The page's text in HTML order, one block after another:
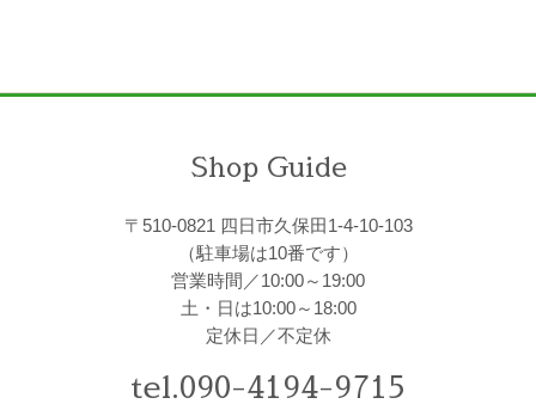
Shop Guide
〒510-0821 四日市久保田1-4-10-103
（駐車場は10番です）
営業時間／10:00～19:00
土・日は10:00～18:00
定休日／不定休
tel.090-4194-9715